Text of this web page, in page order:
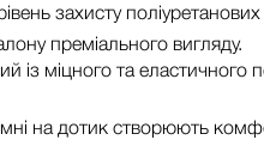
захисту поліуретанових
преміального вигляду.
із міцного та еластичного
на дотик створюють